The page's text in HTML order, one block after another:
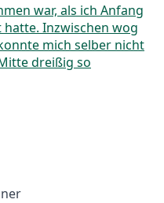
war, als ich Anfang
hatte. Inzwischen wog
mich selber nicht
dreißig so